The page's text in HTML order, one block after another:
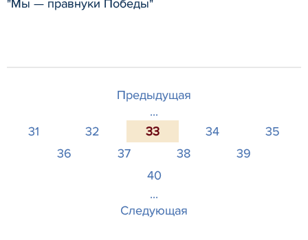
"Мы — правнуки Победы"
Предыдущая
...
31
32 33 34
35
36
37 38
39
40
...
Следующая